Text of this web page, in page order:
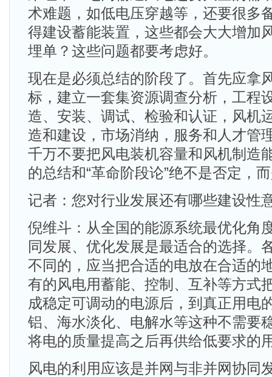
术难题，如低电压穿越等，还要很多
得建设蓄能装置，这些都会大大增加
埋单？这些问题都要考虑好。
现在是必须总结的阶段了。首先应拿
标，建立一套集资源调查分析，工程
造、安装、调试、检验和认证，风机
造和建设，市场消纳，服务和人才管
千万不要把风电装机容量和风机制造
的总结和“革命阶段论”绝不是否定，
记者：您对行业发展还有哪些建设性
倪维斗：从全国的能源系统最优化角
同发展、优化发展是最适合的选择。
不同的，应当把合适的电放在合适的
有的风电用蓄能、控制、互补等方式
成稳定可调动的电源后，到真正用电
铝、海水淡化、电解水等这种不需要
将电的质量提高之后再供给低要求的
风电的利用应该是并网与非并网协同